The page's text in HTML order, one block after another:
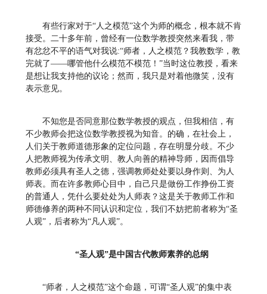
有些行家对于“人之模范”这个为师的概念，根本就不肯
接受。二十多年前，曾经有一位数学教授突然来看我，带
有忿忿不平的语气对我说:“师者，人之模范？我教数学，教
完就了——哪管他什么模范不模范！”当时这位教授，看来
是想让我支持他的议论；然而，我只是对着他微笑，没有
表示意见。
不知您是否同意那位数学教授的观点，但我相信，有
不少教师会把这位数学教授视为知音。的确，在社会上，
人们关于教师道德形象的定位问题，存在明显分歧。不少
人把教师视为传承文明、教人向善的精神导师，因而倡导
教师必须具有圣人之德，强调教师处处要以身作则、为人
师表。而在许多教师心目中，自己只是做份工作挣份工资
的普通人，凭什么要处处为人师表？这是关于教师工作和
师德修养的两种不同认识和定位，我们不妨把前者称为“圣
人观”，后者称为“凡人观”。
“圣人观”是中国古代教师素养的总纲
“师者，人之模范”这个命题，可谓“圣人观”的集中表